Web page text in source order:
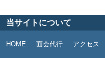
拘置所での生活
拘置所での面会の仕方
当サイトについて
HOME 面会代行 アクセス